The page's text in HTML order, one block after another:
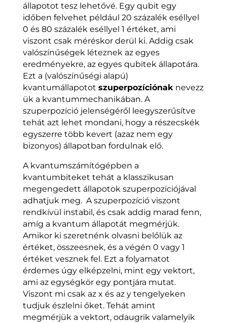
állapotot tesz lehetővé. Egy qubit egy
időben felvehet például 20 százalék eséllyel
0 és 80 százalék eséllyel 1 értéket, ami
viszont csak méréskor derül ki. Addig csak
valószínűségek léteznek az egyes
eredményekre, az egyes qubitek állapotára.
Ezt a (valószínűségi alapú)
kvantumállapotot szuperpozíciónak nevezz
ük a kvantummechanikában. A
szuperpozíció jelenségéről leegyszerűsítve
tehát azt lehet mondani, hogy a részecskék
egyszerre több kevert (azaz nem egy
bizonyos) állapotban fordulnak elő.
A kvantumszámítógépben a
kvantumbiteket tehát a klasszikusan
megengedett állapotok szuperpozíciójával
adhatjuk meg. A szuperpozíció viszont
rendkívül instabil, és csak addig marad fenn,
amíg a kvantum állapotát megmérjük.
Amikor ki szeretnénk olvasni belőlük az
értéket, összeesnek, és a végén 0 vagy 1
értéket vesznek fel. Ezt a folyamatot
érdemes úgy elképzelni, mint egy vektort,
ami az egységkör egy pontjára mutat.
Viszont mi csak az x és az y tengelyeken
tudjuk észlelni őket. Tehát amint
megmérjük a vektort, odaugrik valamelyik